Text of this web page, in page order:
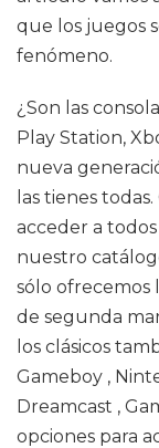
que los juegos
fenómeno.
¿Son las
Play Station,
nueva
las tienes
acceder a
nuestro
sólo ofrecemos
de segunda
los clásicos
Gameboy ,
Dreamcast ,
opciones para